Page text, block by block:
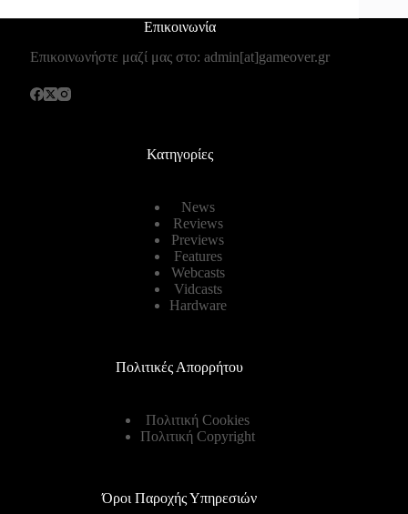
Επικοινωνία
Επικοινωνήστε μαζί μας στο: admin[at]gameover.gr
Κατηγορίες
News
Reviews
Previews
Features
Webcasts
Vidcasts
Hardware
Πολιτικές Απορρήτου
Πολιτική Cookies
Πολιτική Copyright
Όροι Παροχής Υπηρεσιών